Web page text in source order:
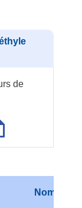
de
Nom de